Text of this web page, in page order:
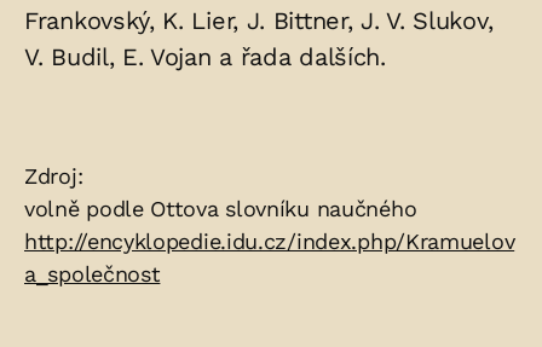
Frankovský, K. Lier, J. Bittner, J. V. Slukov,
V. Budil, E. Vojan a řada dalších.
Zdroje:
Zdroj:
volně podle Ottova slovníku naučného
http://encyklopedie.idu.cz/index.php/Kramuelov
a_společnost